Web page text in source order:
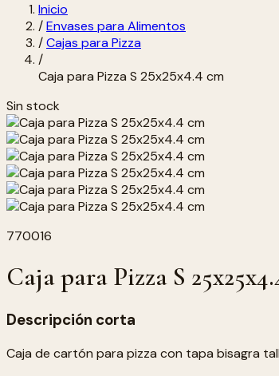
Inicio
/Envases para Alimentos
/Cajas para Pizza
/
Caja para Pizza S 25x25x4.4 cm
Sin stock
770016
Caja para Pizza S
Descripción corta
Caja de cartón para pizza con tapa bisagra